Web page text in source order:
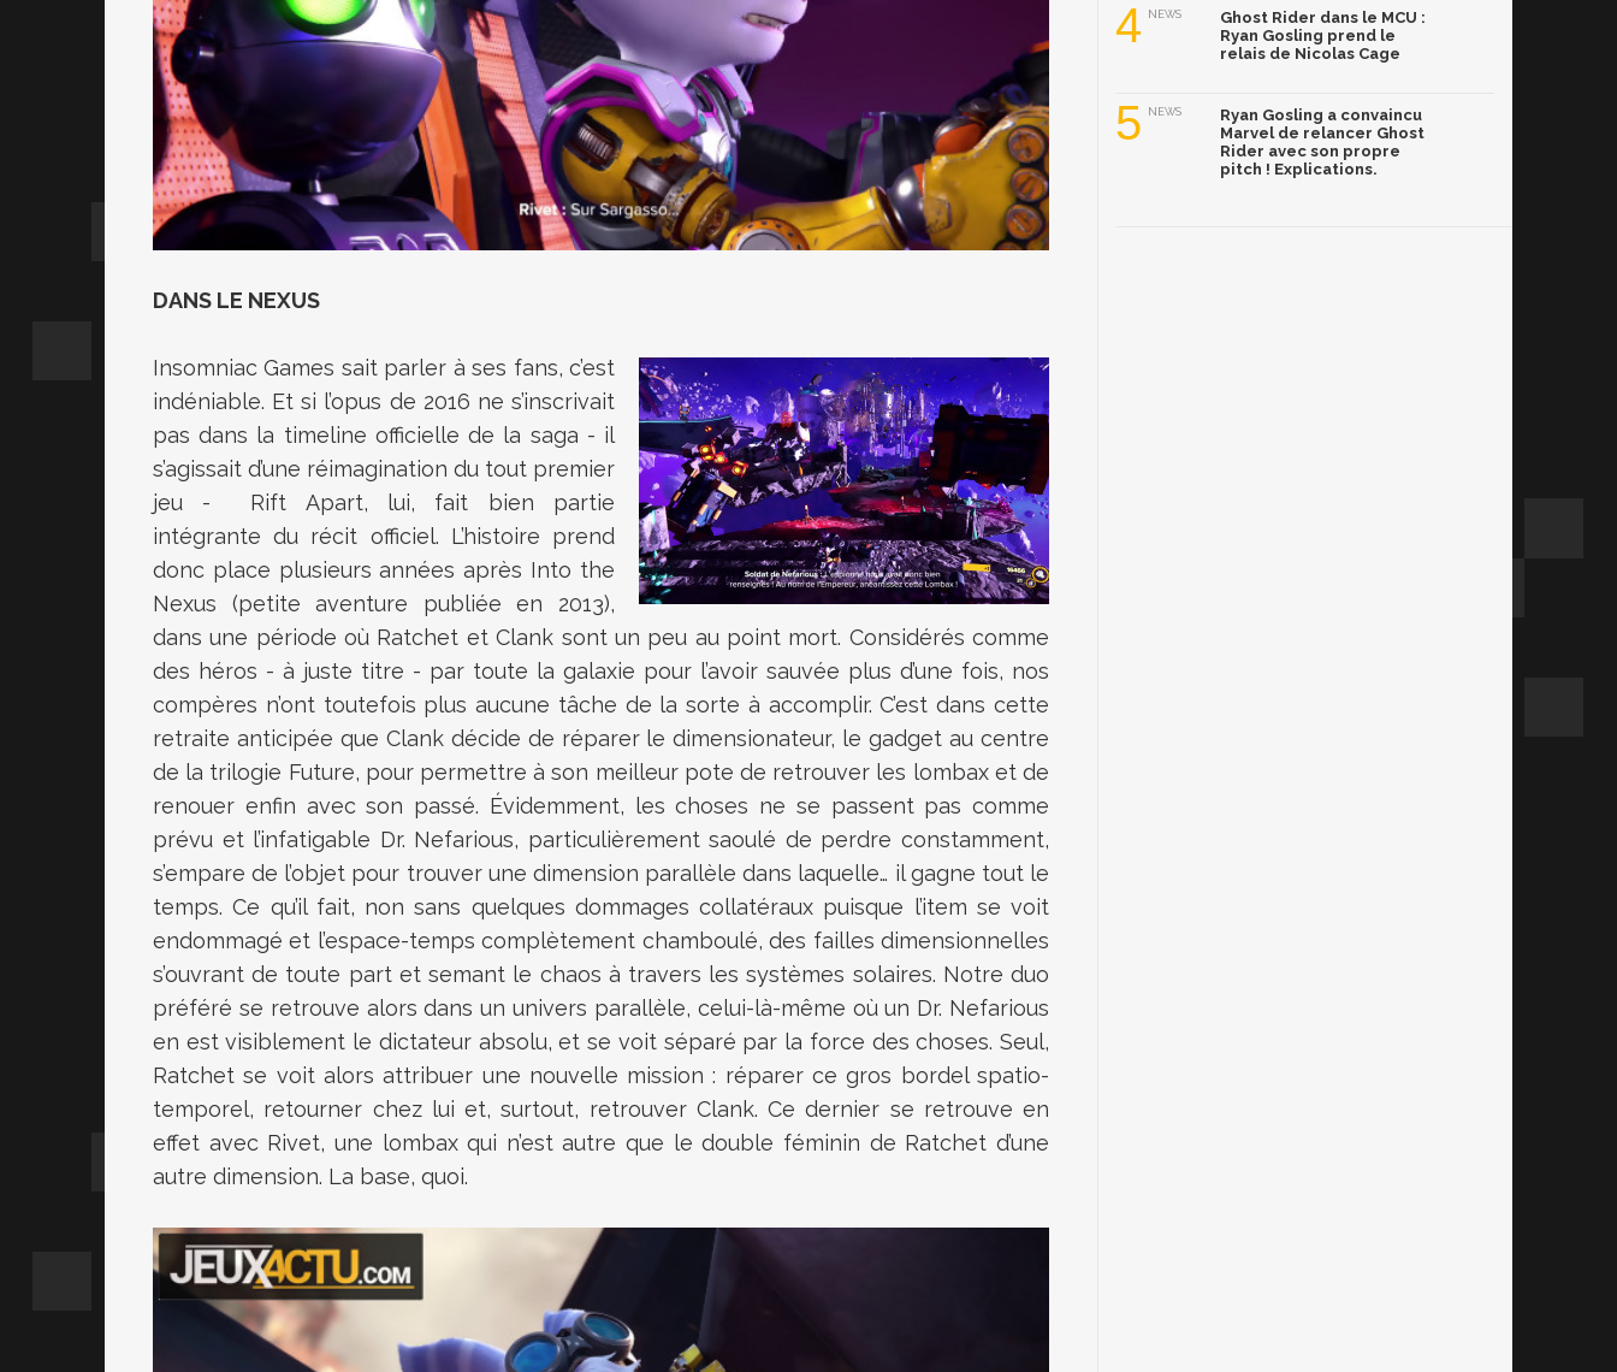
DANS LE NEXUS
Insomniac Games sait parler à ses fans, c’est
indéniable. Et si l’opus de 2016 ne s’inscrivait
pas dans la timeline officielle de la saga - il
s’agissait d’une réimagination du tout premier
jeu - Rift Apart, lui, fait bien partie
intégrante du récit officiel. L’histoire prend
donc place plusieurs années après Into the
Nexus (petite aventure publiée en 2013),
dans une période où Ratchet et Clank sont un peu au point mort. Considérés comme
des héros - à juste titre - par toute la galaxie pour l’avoir sauvée plus d’une fois, nos
compères n’ont toutefois plus aucune tâche de la sorte à accomplir. C’est dans cette
retraite anticipée que Clank décide de réparer le dimensionateur, le gadget au centre
de la trilogie Future, pour permettre à son meilleur pote de retrouver les lombax et de
renouer enfin avec son passé. Évidemment, les choses ne se passent pas comme
prévu et l’infatigable Dr. Nefarious, particulièrement saoulé de perdre constamment,
s’empare de l’objet pour trouver une dimension parallèle dans laquelle… il gagne tout le
temps. Ce qu’il fait, non sans quelques dommages collatéraux puisque l’item se voit
endommagé et l’espace-temps complètement chamboulé, des failles dimensionnelles
s’ouvrant de toute part et semant le chaos à travers les systèmes solaires. Notre duo
préféré se retrouve alors dans un univers parallèle, celui-là-même où un Dr. Nefarious
en est visiblement le dictateur absolu, et se voit séparé par la force des choses. Seul,
Ratchet se voit alors attribuer une nouvelle mission : réparer ce gros bordel spatio-
temporel, retourner chez lui et, surtout, retrouver Clank. Ce dernier se retrouve en
effet avec Rivet, une lombax qui n’est autre que le double féminin de Ratchet d’une
autre dimension. La base, quoi.
4 NEWS
Ghost Rider dans le MCU :
Ryan Gosling prend le
relais de Nicolas Cage
5 NEWS
Ryan Gosling a convaincu
Marvel de relancer Ghost
Rider avec son propre
pitch ! Explications.